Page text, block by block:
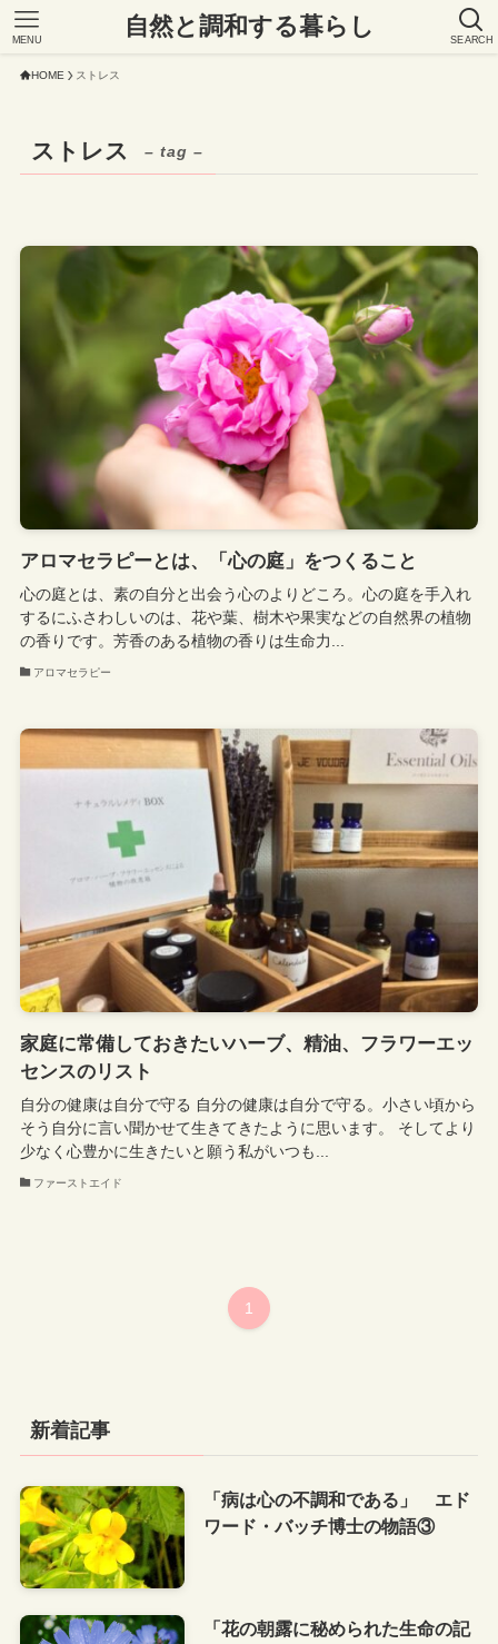
自然と調和する暮らし SEARCH
MENU
HOME ストレス
ストレス – tag –
アロマセラピーとは、「心の庭」をつくること
心の庭とは、素の自分と出会う心のよりどころ。心の庭を手入れ
するにふさわしいのは、花や葉、樹木や果実などの自然界の植物
の香りです。芳香のある植物の香りは生命力...
アロマセラピー
家庭に常備しておきたいハーブ、精油、フラワーエッ
センスのリスト
自分の健康は自分で守る 自分の健康は自分で守る。小さい頃から
そう自分に言い聞かせて生きてきたように思います。 そしてより
少なく心豊かに生きたいと願う私がいつも...
ファーストエイド
1
新着記事
「病は心の不調和である」 エド
ワード・バッチ博士の物語③
「花の朝露に秘められた生命の記